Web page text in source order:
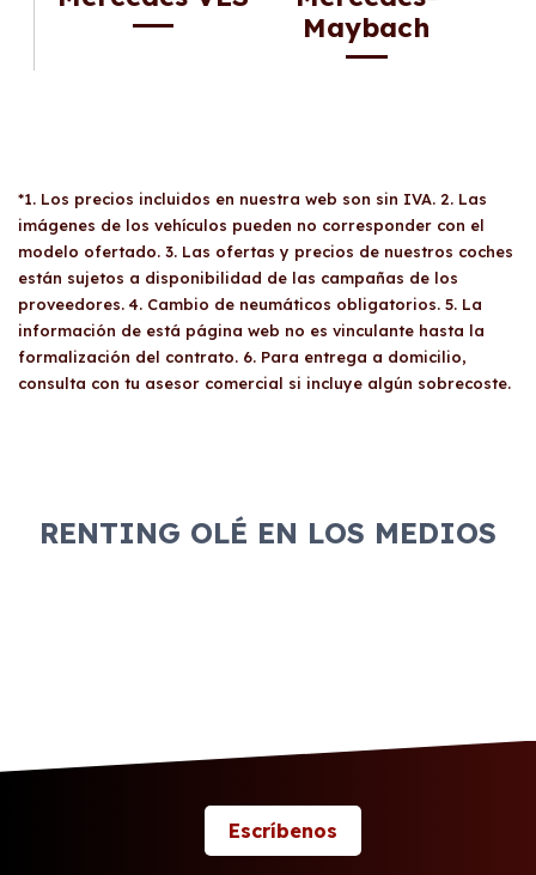
Maybach
*1. Los precios incluidos en nuestra web son sin IVA. 2. Las
imágenes de los vehículos pueden no corresponder con el
modelo ofertado. 3. Las ofertas y precios de nuestros coches
están sujetos a disponibilidad de las campañas de los
proveedores. 4. Cambio de neumáticos obligatorios. 5. La
información de está página web no es vinculante hasta la
formalización del contrato. 6. Para entrega a domicilio,
consulta con tu asesor comercial si incluye algún sobrecoste.
RENTING OLÉ EN LOS MEDIOS
Escríbenos